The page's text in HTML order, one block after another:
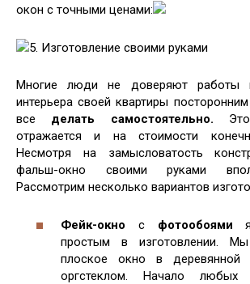
окон с точными ценами:
5. Изготовление своими руками
Многие люди не доверяют работы
интерьера своей квартиры
все делать самостоятельно. Это
отражается и на стоимости
Несмотря на замысловатость
фальш-окно своими руками
Рассмотрим несколько вариантов
Фейк-окно с фотообоями
простым в изготовлении.
плоское окно в деревянной
оргстеклом. Начало любых